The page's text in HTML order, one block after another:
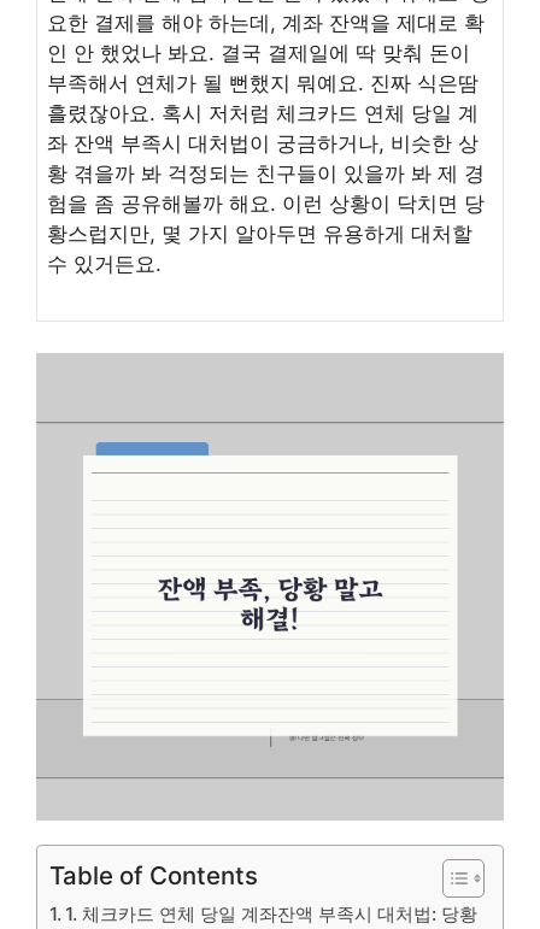
요한 결제를 해야 하는데, 계좌 잔액을 제대로 확
인 안 했었나 봐요. 결국 결제일에 딱 맞춰 돈이
부족해서 연체가 될 뻔했지 뭐예요. 진짜 식은땀
흘렸잖아요. 혹시 저처럼 체크카드 연체 당일 계
좌 잔액 부족시 대처법이 궁금하거나, 비슷한 상
황 겪을까 봐 걱정되는 친구들이 있을까 봐 제 경
험을 좀 공유해볼까 해요. 이런 상황이 닥치면 당
황스럽지만, 몇 가지 알아두면 유용하게 대처할
수 있거든요.
Table of Contents
1. 체크카드 연체 당일 계좌잔액 부족시 대처법: 당황